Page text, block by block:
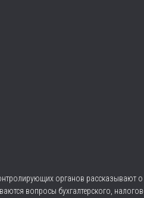
органов рассказывают
вопросы бухгалтерского,